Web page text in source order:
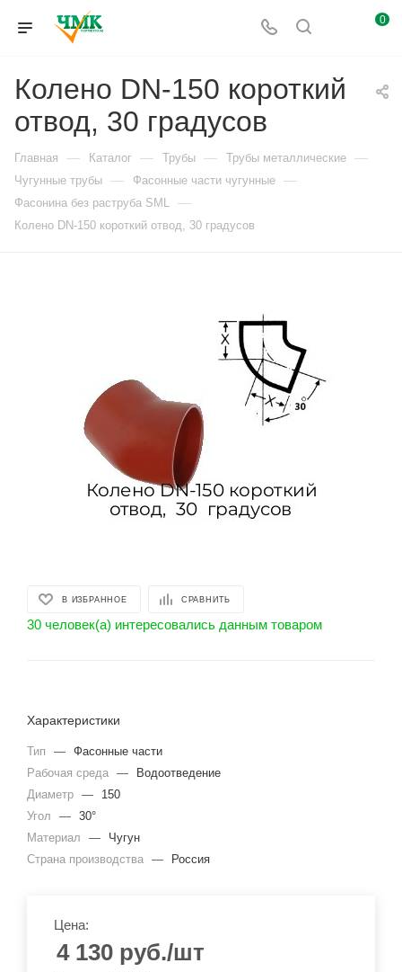
0
Колено DN-150 короткий
отвод, 30 градусов
Главная — Каталог — Трубы — Трубы металлические —
Чугунные трубы — Фасонные части чугунные —
Фасонина без раструба SML —
Колено DN-150 короткий отвод, 30 градусов
В ИЗБРАННОЕ СРАВНИТЬ
30 человек(а) интересовались данным товаром
Характеристики
Тип — Фасонные части
Рабочая среда —
Водоотведение
Диаметр —
150
Угол
— 30°
Материал
—
Чугун
Страна производства — Россия
Цена:
4 130 руб./шт